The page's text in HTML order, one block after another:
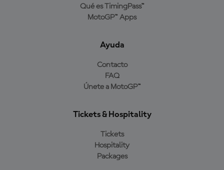
Qué es TimingPass™
MotoGP™ Apps
Ayuda
Contacto
FAQ
Únete a MotoGP™
Tickets & Hospitality
Tickets
Hospitality
Packages